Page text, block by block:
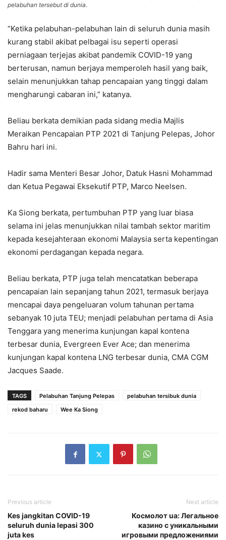
pelabuhan tersebut di dunia.
“Ketika pelabuhan-pelabuhan lain di seluruh dunia masih
kurang stabil akibat pelbagai isu seperti operasi
perniagaan terjejas akibat pandemik COVID-19 yang
berterusan, namun berjaya memperoleh hasil yang baik,
selain menunjukkan tahap pencapaian yang tinggi dalam
mengharungi cabaran ini,” katanya.
Beliau berkata demikian pada sidang media Majlis
Meraikan Pencapaian PTP 2021 di Tanjung Pelepas, Johor
Bahru hari ini.
Hadir sama Menteri Besar Johor, Datuk Hasni Mohammad
dan Ketua Pegawai Eksekutif PTP, Marco Neelsen.
Ka Siong berkata, pertumbuhan PTP yang luar biasa
selama ini jelas menunjukkan nilai tambah sektor maritim
kepada kesejahteraan ekonomi Malaysia serta kepentingan
ekonomi perdagangan kepada negara.
Beliau berkata, PTP juga telah mencatatkan beberapa
pencapaian lain sepanjang tahun 2021, termasuk berjaya
mencapai daya pengeluaran volum tahunan pertama
sebanyak 10 juta TEU; menjadi pelabuhan pertama di Asia
Tenggara yang menerima kunjungan kapal kontena
terbesar dunia, Evergreen Ever Ace; dan menerima
kunjungan kapal kontena LNG terbesar dunia, CMA CGM
Jacques Saade.
TAGS Pelabuhan Tanjung Pelepas
pelabuhan tersibuk dunia
rekod baharu
Wee Ka Siong
Previous article
Kes jangkitan COVID-19
seluruh dunia lepasi 300
juta kes
Next article
Космолот ua: Легальное
казино с уникальными
игровыми предложениями